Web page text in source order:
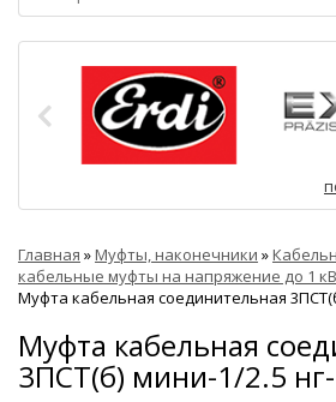
Главная »Муфты, наконечники »
кабельные муфты на напряжение до 1 кВ
Муфта кабельная соединительная
Муфта кабельная
3ПСТ(б) мини-1/2.5 нг-